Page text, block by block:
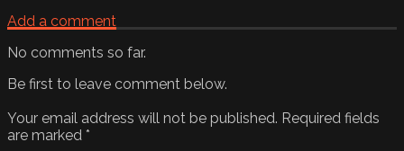
Add a comment
No comments so far.
Be first to leave comment below.
Your email address will not be published. Required fields
are marked *